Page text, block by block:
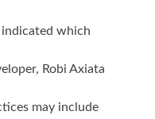
which
Robi Axiata
may include